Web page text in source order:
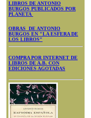
LIBROS DE ANTONIO
BURGOS PUBLICADOS POR
PLANETA
OBRAS DE ANTONIO
BURGOS EN "LA ESFERA DE
LOS LIBROS"
COMPRA POR INTERNET DE
LIBROS DE A.B. CON
EDICIONES AGOTADAS